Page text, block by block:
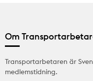
Om
Transportarbetaren är
medlemstidning.